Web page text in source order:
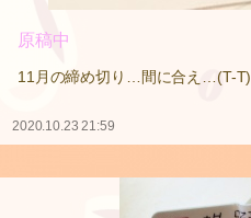
原稿中
11月の締め切り…間に合え…(T-T)
2020.10.23 21:59